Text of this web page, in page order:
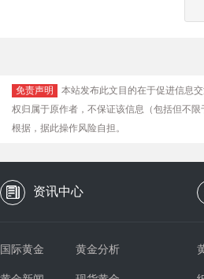
免责声明
本站发布此文目的在于促进信息
权归属于原作者，不保证该信息（包括但不
根据，据此操作风险自担。
资讯中心
国际黄金 黄金分析